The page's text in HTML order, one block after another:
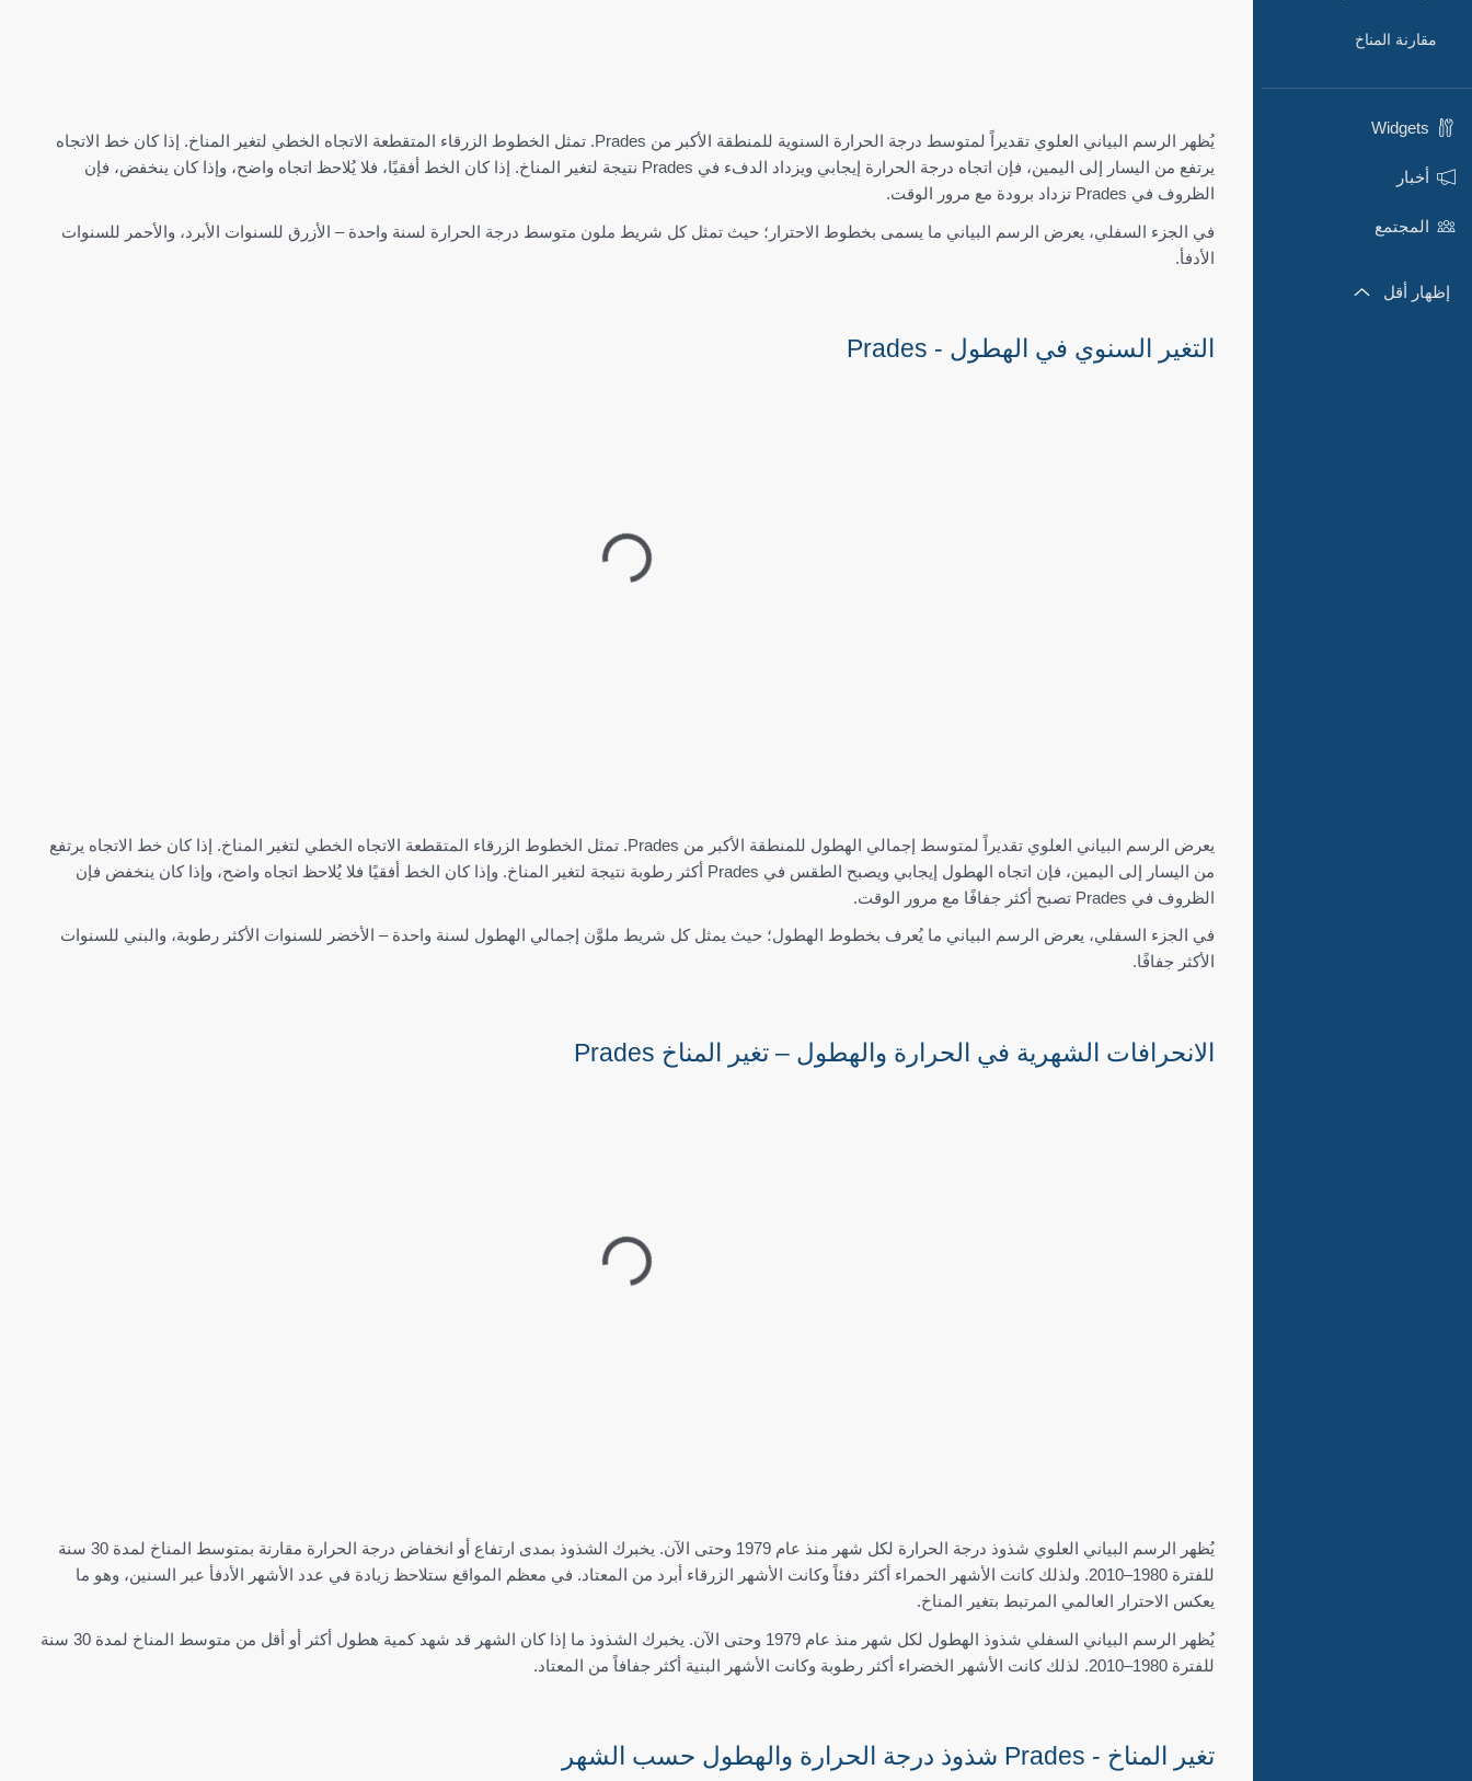
مقارنة المناخ
Widgets
أخبار
المجتمع
إظهار أقل
يُظهر الرسم البياني العلوي تقديراً لمتوسط درجة الحرارة السنوية للمنطقة الأكبر من Prades. تمثل الخطوط الزرقاء المتقطعة الاتجاه الخطي لتغير المناخ. إذا كان خط الاتجاه
يرتفع من اليسار إلى اليمين، فإن اتجاه درجة الحرارة إيجابي ويزداد الدفء في Prades نتيجة لتغير المناخ. إذا كان الخط أفقيًا، فلا يُلاحظ اتجاه واضح، وإذا كان ينخفض، فإن
الظروف في Prades تزداد برودة مع مرور الوقت.
في الجزء السفلي، يعرض الرسم البياني ما يسمى بخطوط الاحترار؛ حيث تمثل كل شريط ملون متوسط درجة الحرارة لسنة واحدة – الأزرق للسنوات الأبرد، والأحمر للسنوات
الأدفأ.
التغير السنوي في الهطول - Prades
يعرض الرسم البياني العلوي تقديراً لمتوسط إجمالي الهطول للمنطقة الأكبر من Prades. تمثل الخطوط الزرقاء المتقطعة الاتجاه الخطي لتغير المناخ. إذا كان خط الاتجاه يرتفع
من اليسار إلى اليمين، فإن اتجاه الهطول إيجابي ويصبح الطقس في Prades أكثر رطوبة نتيجة لتغير المناخ. وإذا كان الخط أفقيًا فلا يُلاحظ اتجاه واضح، وإذا كان ينخفض فإن
الظروف في Prades تصبح أكثر جفافًا مع مرور الوقت.
في الجزء السفلي، يعرض الرسم البياني ما يُعرف بخطوط الهطول؛ حيث يمثل كل شريط ملوَّن إجمالي الهطول لسنة واحدة – الأخضر للسنوات الأكثر رطوبة، والبني للسنوات
الأكثر جفافًا.
الانحرافات الشهرية في الحرارة والهطول – تغير المناخ Prades
يُظهر الرسم البياني العلوي شذوذ درجة الحرارة لكل شهر منذ عام 1979 وحتى الآن. يخبرك الشذوذ بمدى ارتفاع أو انخفاض درجة الحرارة مقارنة بمتوسط المناخ لمدة 30 سنة
للفترة 1980–2010. ولذلك كانت الأشهر الحمراء أكثر دفئاً وكانت الأشهر الزرقاء أبرد من المعتاد. في معظم المواقع ستلاحظ زيادة في عدد الأشهر الأدفأ عبر السنين، وهو ما
يعكس الاحترار العالمي المرتبط بتغير المناخ.
يُظهر الرسم البياني السفلي شذوذ الهطول لكل شهر منذ عام 1979 وحتى الآن. يخبرك الشذوذ ما إذا كان الشهر قد شهد كمية هطول أكثر أو أقل من متوسط المناخ لمدة 30 سنة
للفترة 1980–2010. لذلك كانت الأشهر الخضراء أكثر رطوبة وكانت الأشهر البنية أكثر جفافاً من المعتاد.
تغير المناخ - Prades شذوذ درجة الحرارة والهطول حسب الشهر